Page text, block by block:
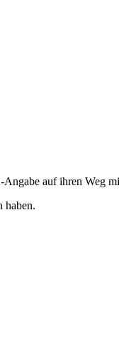
auf ihren Weg
haben.